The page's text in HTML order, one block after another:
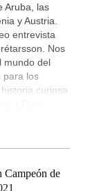
Aruba, las
y Austria.
entrevista
Nos
mundo del
para los
curiosa
Campeón de